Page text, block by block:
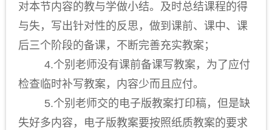
对本节内容的教与学做小结。及时总结课程的得
与失，写出针对性的反思，做到课前、课中、课
后三个阶段的备课，不断完善充实教案；
4.个别老师没有课前备课写教案，为了应付
检查临时补写教案，内容少而且应付。
5.个别老师交的电子版教案打印稿，但是缺
失好多内容，电子版教案要按照纸质教案的要求